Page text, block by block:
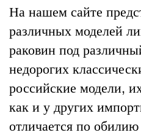
На нашем сайте
различных моделей
раковин под
недорогих
российские модели,
как и у других
отличается по